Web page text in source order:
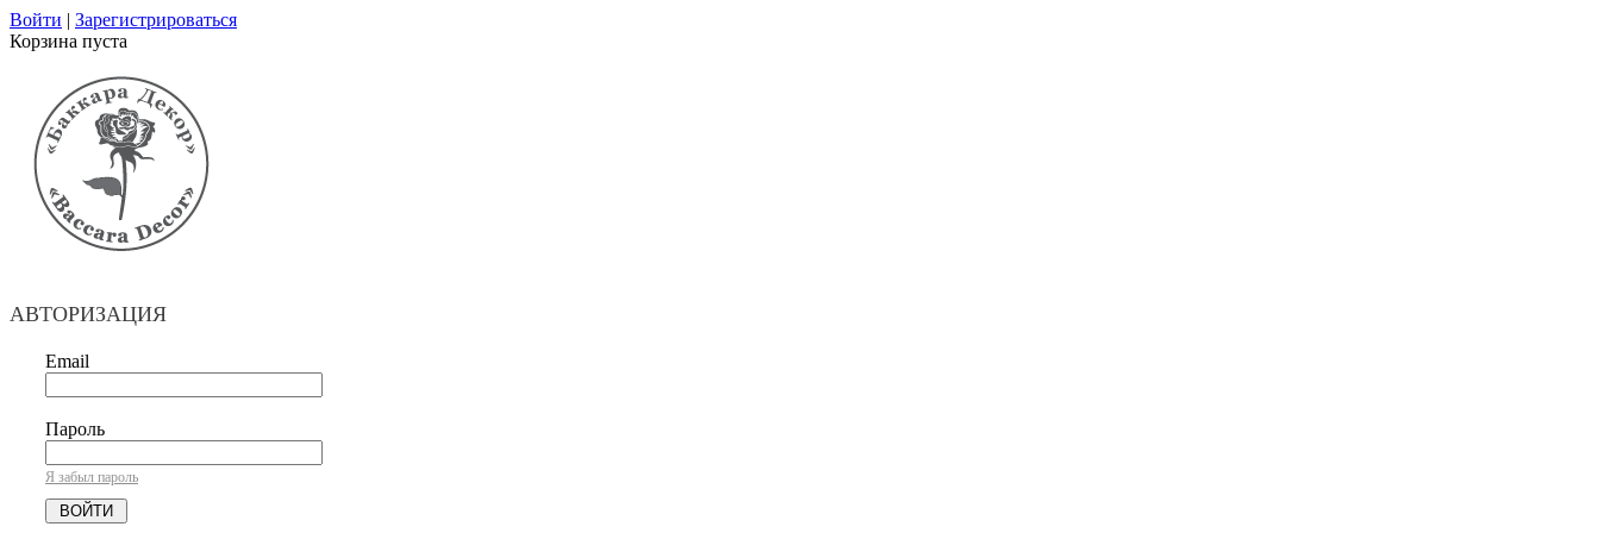
Войти | Зарегистрироваться
Корзина пуста
АВТОРИЗАЦИЯ
Email
Пароль
Я забыл пароль